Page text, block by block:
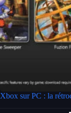
Xbox sur PC : la